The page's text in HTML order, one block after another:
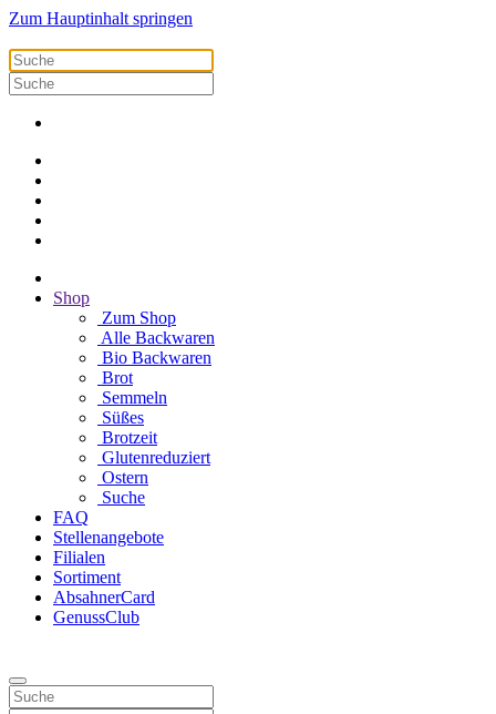
Zum Hauptinhalt springen
Shop
Zum Shop
Alle Backwaren
Bio Backwaren
Brot
Semmeln
Süßes
Brotzeit
Glutenreduziert
Ostern
Suche
FAQ
Stellenangebote
Filialen
Sortiment
AbsahnerCard
GenussClub